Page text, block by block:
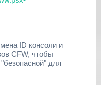
ID консоли и
CFW, чтобы
для